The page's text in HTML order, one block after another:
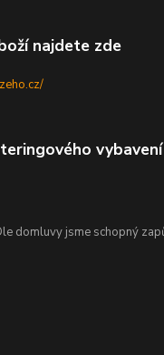
najdete zde
vybavení
domluvy jsme schopný